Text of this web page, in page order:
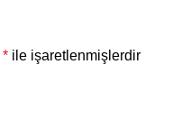
* ile işaretlenmişlerdir